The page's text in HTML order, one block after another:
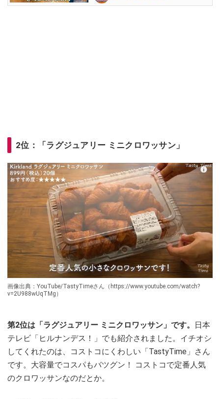
2位：「ラグジュアリー ミニクロワッサン」
画像出典：YouTube/TastyTimeさん（https://www.youtube.com/watch?
v=2U988wUqTMg）
第2位は「ラグジュアリー ミニクロワッサン」です。
日本
テレビ「ヒルナンデス！」でも紹介されました。イチオシ
してくれたのは、コストコにくわしい「TastyTime」さん
です。大容量でコスパもバツグン！ コストコで定番人気
のクロワッサンなのだとか。